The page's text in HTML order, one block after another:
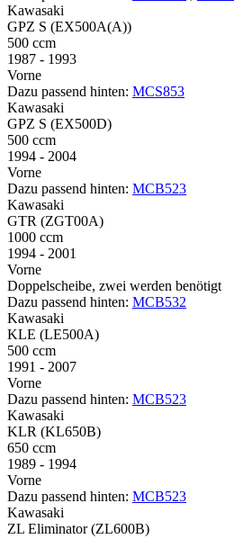
Kawasaki
GPZ S (EX500A(A))
500 ccm
1987 - 1993
Vorne
Dazu passend hinten: MCS853
Kawasaki
GPZ S (EX500D)
500 ccm
1994 - 2004
Vorne
Dazu passend hinten: MCB523
Kawasaki
GTR (ZGT00A)
1000 ccm
1994 - 2001
Vorne
Doppelscheibe, zwei werden benötigt
Dazu passend hinten: MCB532
Kawasaki
KLE (LE500A)
500 ccm
1991 - 2007
Vorne
Dazu passend hinten: MCB523
Kawasaki
KLR (KL650B)
650 ccm
1989 - 1994
Vorne
Dazu passend hinten: MCB523
Kawasaki
ZL Eliminator (ZL600B)